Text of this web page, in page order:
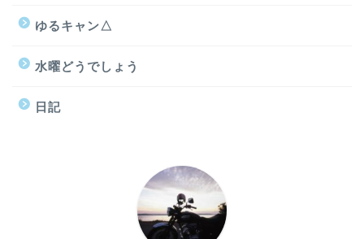
ゆるキャン△
水曜どうでしょう
日記